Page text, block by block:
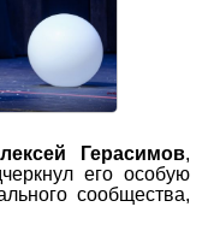
Герасимов,
его особую
сообщества,